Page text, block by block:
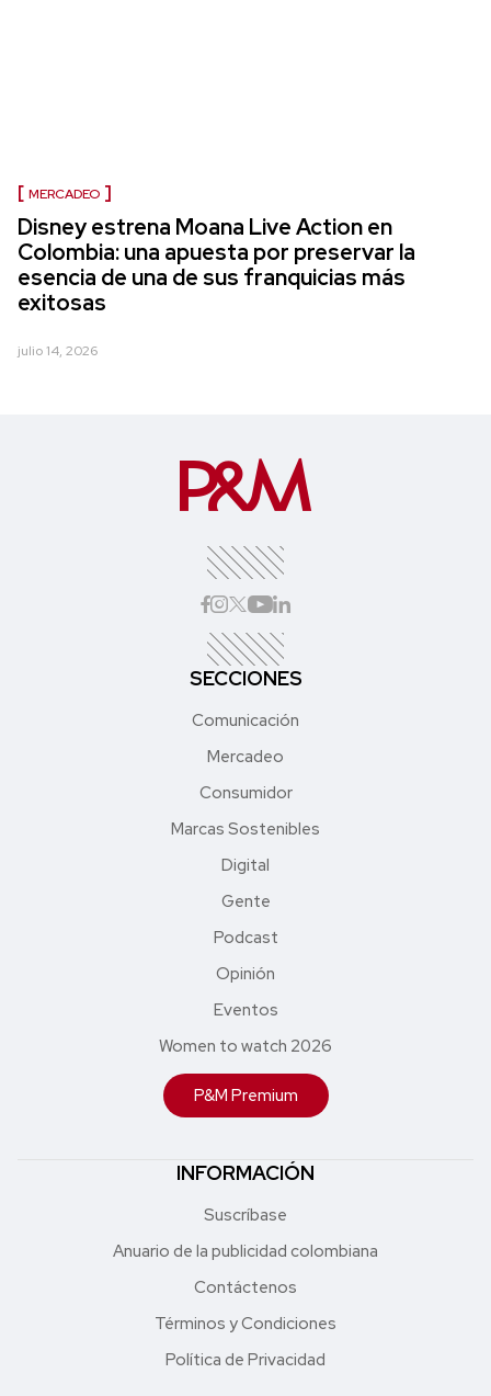
MERCADEO
Disney estrena Moana Live Action en
Colombia: una apuesta por preservar la
esencia de una de sus franquicias más
exitosas
julio 14, 2026
SECCIONES
Comunicación
Mercadeo
Consumidor
Marcas Sostenibles
Digital
Gente
Podcast
Opinión
Eventos
Women to watch 2026
P&M Premium
INFORMACIÓN
Suscríbase
Anuario de la publicidad colombiana
Contáctenos
Términos y Condiciones
Política de Privacidad